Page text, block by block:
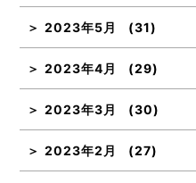
2023年5月 (31)
2023年4月 (29)
2023年3月 (30)
2023年2月 (27)